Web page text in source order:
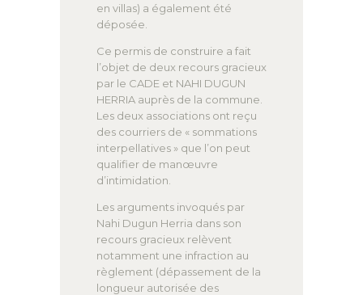
en villas) a également été
déposée.
Ce permis de construire a fait
l’objet de deux recours gracieux
par le CADE et NAHI DUGUN
HERRIA auprès de la commune.
Les deux associations ont reçu
des courriers de « sommations
interpellatives » que l’on peut
qualifier de manœuvre
d’intimidation.
Les arguments invoqués par
Nahi Dugun Herria dans son
recours gracieux relèvent
notamment une infraction au
règlement (dépassement de la
longueur autorisée des